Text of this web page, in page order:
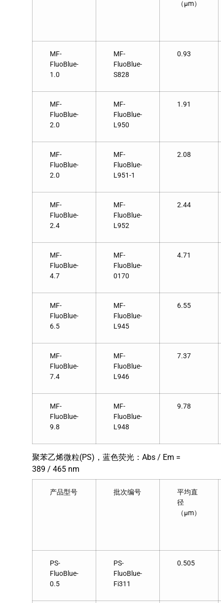
（μm）
MF-
FluoBlue-
1.0
MF-
FluoBlue-
S828
0.93
MF-
FluoBlue-
2.0
MF-
FluoBlue-
L950
1.91
MF-
FluoBlue-
2.0
MF-
FluoBlue-
L951-1
2.08
MF-
FluoBlue-
2.4
MF-
FluoBlue-
L952
2.44
MF-
FluoBlue-
4.7
MF-
FluoBlue-
0170
4.71
MF-
FluoBlue-
6.5
MF-
FluoBlue-
L945
6.55
MF-
FluoBlue-
7.4
MF-
FluoBlue-
L946
7.37
MF-
FluoBlue-
9.8
MF-
FluoBlue-
L948
9.78
聚苯乙烯微粒(PS)，蓝色荧光：Abs / Em =
389 / 465 nm
产品型号 批次编号
平均直
径
（μm）
PS-
FluoBlue-
0.5
PS-
FluoBlue-
Fi311
0.505